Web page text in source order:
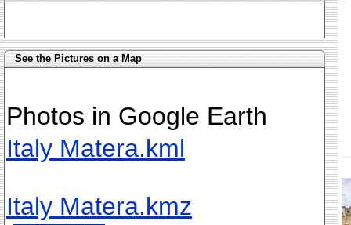
See the Pictures on a Map
Photos in Google Earth
Italy Matera.kml
Italy Matera.kmz